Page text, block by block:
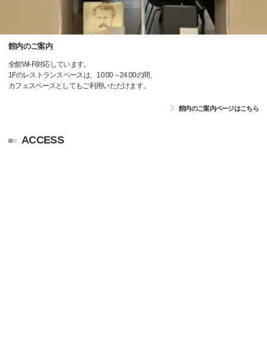
館内のご案内
全館Wi-Fi対応しています。
1Fのレストランスペースは、10:00～24:00の間、
カフェスペースとしてもご利用いただけます。
館内のご案内ページはこちら
ACCESS